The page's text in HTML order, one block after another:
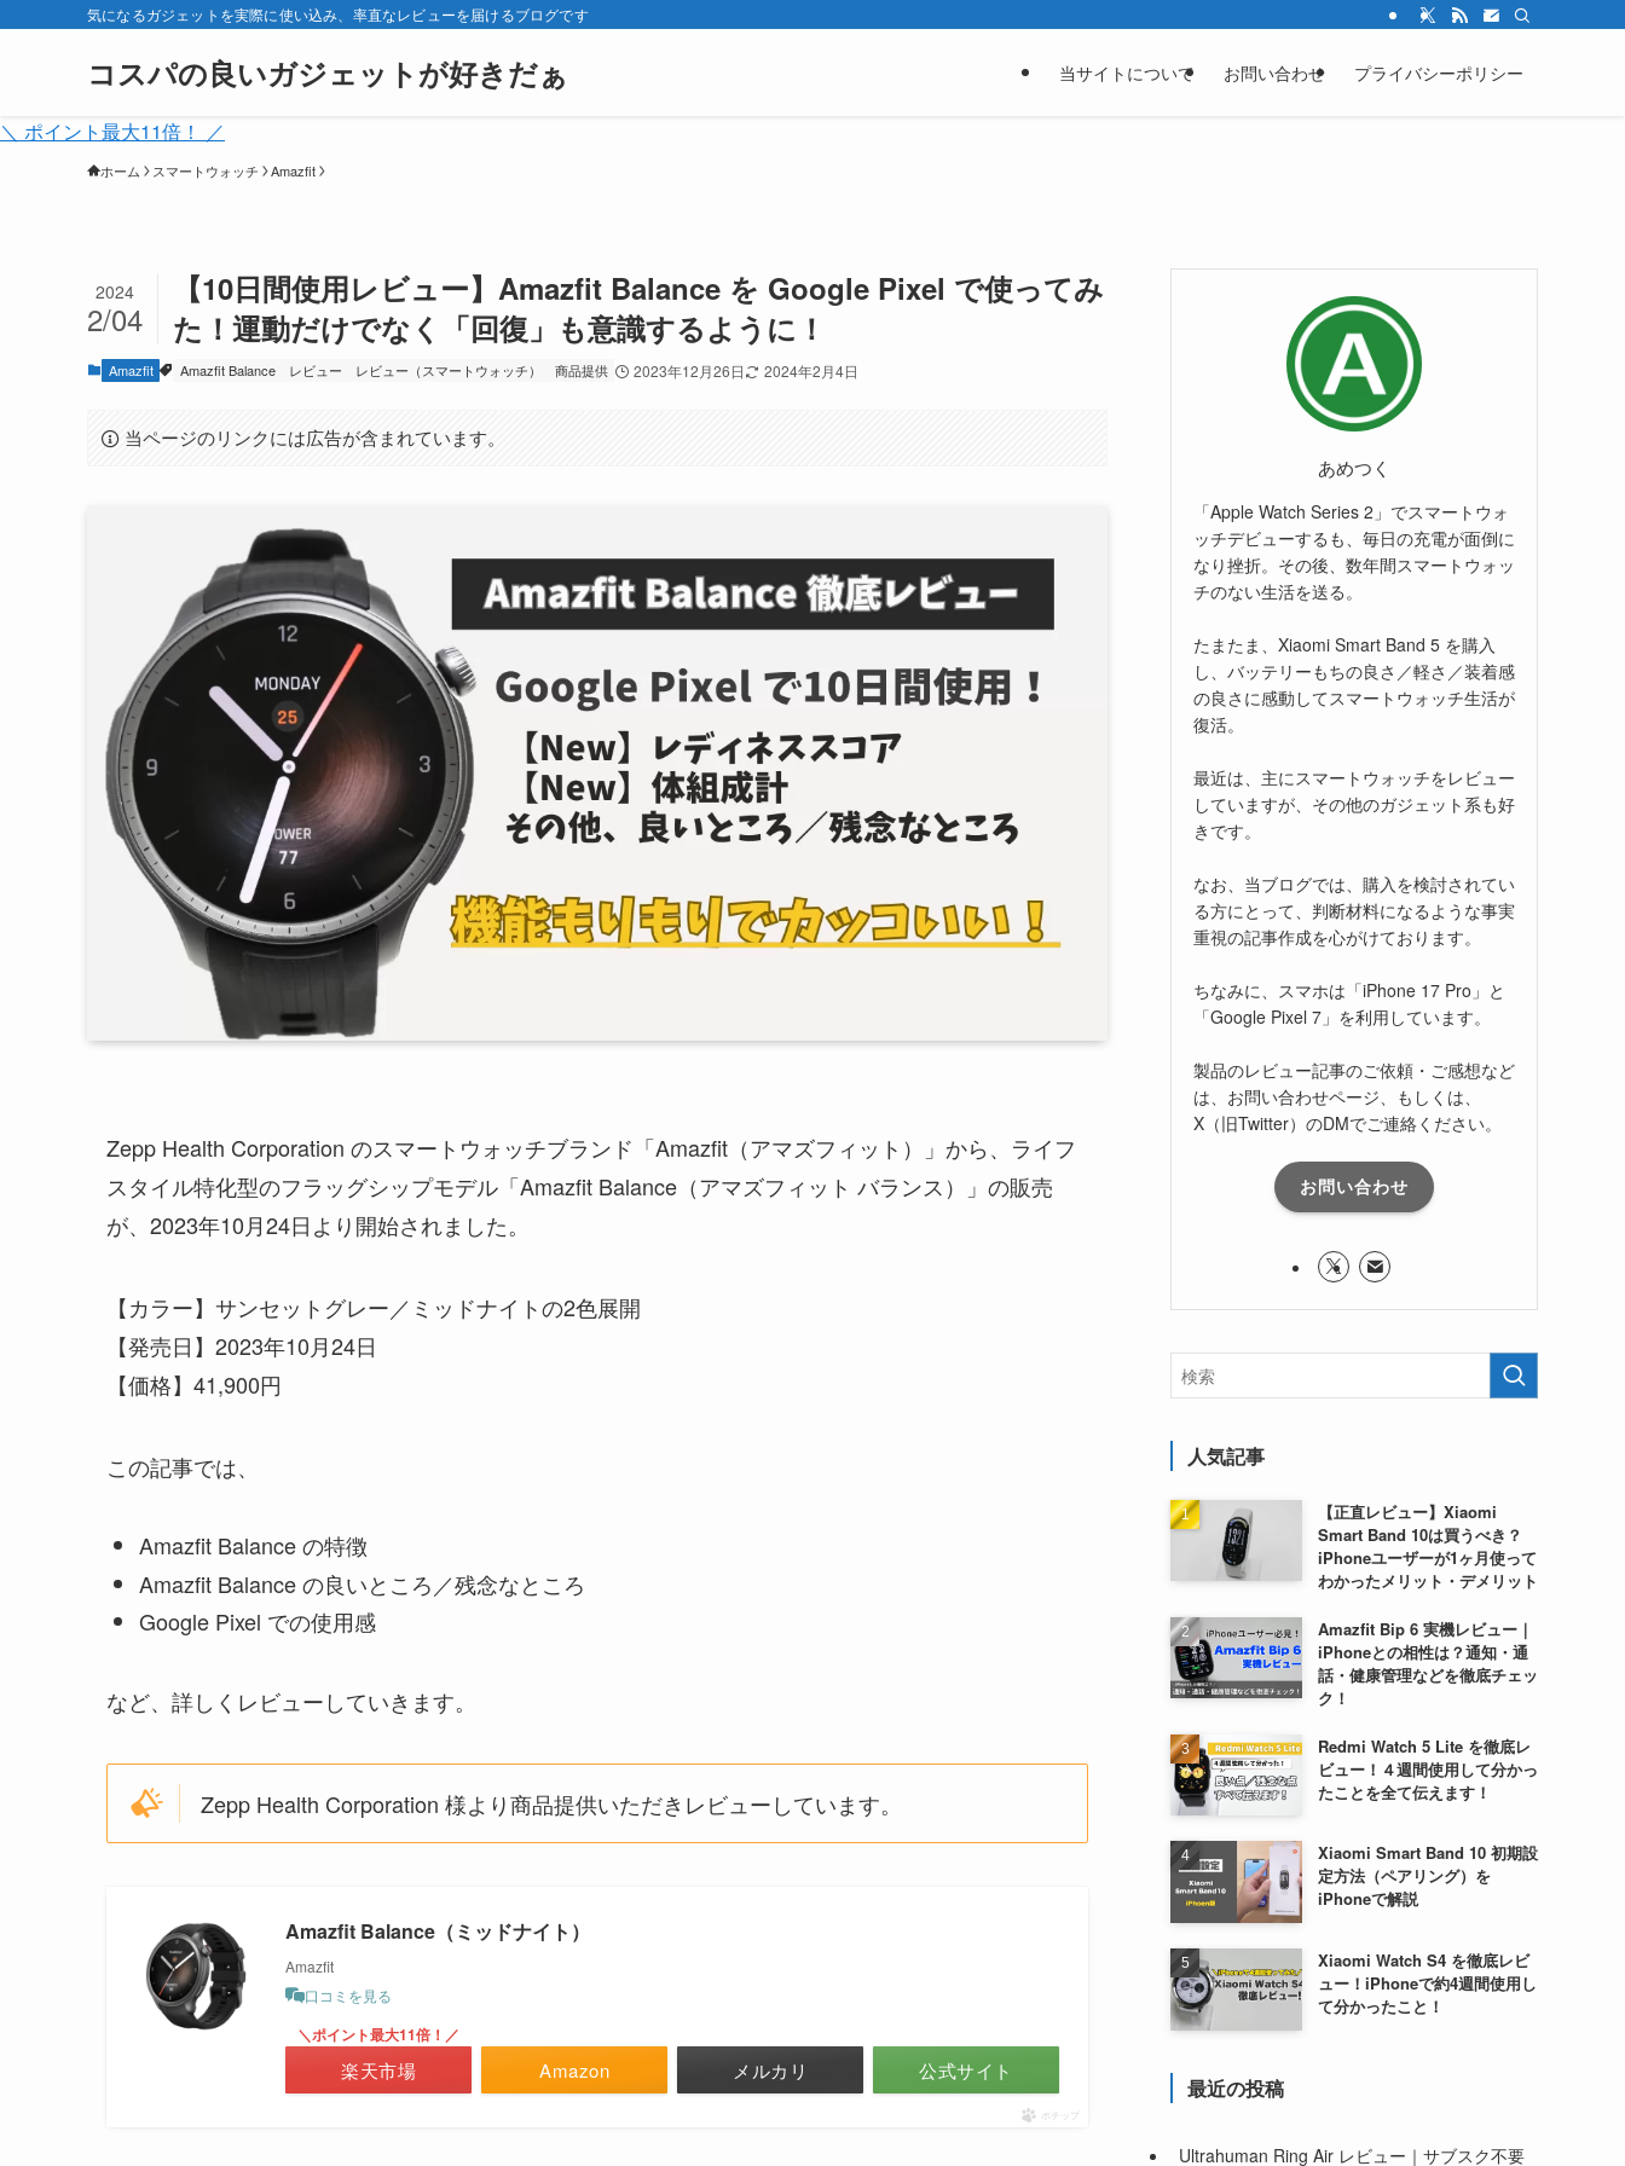
気になるガジェットを実際に使い込み、率直なレビューを届けるブログです
コスパの良いガジェットが好きだぁ 当サイトについて お問い合わせ プライバシーポリシー
＼ ポイント最大11倍！ ／
ホーム スマートウォッチ Amazfit
【10日間使用レビュー】Amazfit Balance を Google Pixel で使ってみ
た！運動だけでなく「回復」も意識するように！
2024
2/04
Amazfit Amazfit Balance レビュー レビュー（スマートウォッチ） 商品提供 2023年12月26日 2024年2月4日
当ページのリンクには広告が含まれています。
Zepp Health Corporation のスマートウォッチブランド「Amazfit（アマズフィット）」から、ライフ
スタイル特化型のフラッグシップモデル「Amazfit Balance（アマズフィット バランス）」の販売
が、2023年10月24日より開始されました。
【カラー】サンセットグレー／ミッドナイトの2色展開
【発売日】2023年10月24日
【価格】41,900円
この記事では、
Amazfit Balance の特徴
Amazfit Balance の良いところ／残念なところ
Google Pixel での使用感
など、詳しくレビューしていきます。
Zepp Health Corporation 様より商品提供いただきレビューしています。
Amazfit Balance（ミッドナイト）
Amazfit
口コミを見る
Amazon
＼ポイント最大11倍！／
楽天市場 メルカリ 公式サイト
ポチップ
あめつく
「Apple Watch Series 2」でスマートウォ
ッチデビューするも、毎日の充電が面倒に
なり挫折。その後、数年間スマートウォッ
チのない生活を送る。
たまたま、Xiaomi Smart Band 5 を購入
し、バッテリーもちの良さ／軽さ／装着感
の良さに感動してスマートウォッチ生活が
復活。
最近は、主にスマートウォッチをレビュー
していますが、その他のガジェット系も好
きです。
なお、当ブログでは、購入を検討されてい
る方にとって、判断材料になるような事実
重視の記事作成を心がけております。
ちなみに、スマホは「iPhone 17 Pro」と
「Google Pixel 7」を利用しています。
製品のレビュー記事のご依頼・ご感想など
は、お問い合わせページ、もしくは、
X（旧Twitter）のDMでご連絡ください。
お問い合わせ
人気記事
【正直レビュー】Xiaomi
Smart Band 10は買うべき？
iPhoneユーザーが1ヶ月使って
わかったメリット・デメリット
Amazfit Bip 6 実機レビュー｜
iPhoneとの相性は？通知・通
話・健康管理などを徹底チェッ
ク！
Redmi Watch 5 Lite を徹底レ
ビュー！４週間使用して分かっ
たことを全て伝えます！
Xiaomi Smart Band 10 初期設
定方法（ペアリング）を
iPhoneで解説
Xiaomi Watch S4 を徹底レビ
ュー！iPhoneで約4週間使用し
て分かったこと！
最近の投稿
Ultrahuman Ring Air レビュー｜サブスク不要